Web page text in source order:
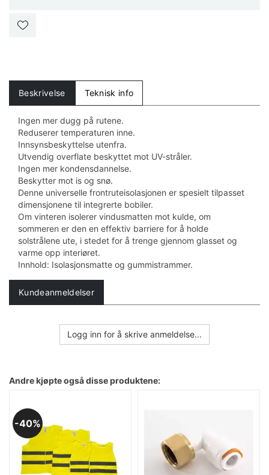
Beskrivelse Teknisk info
Ingen mer dugg på rutene.
Reduserer temperaturen inne.
Innsynsbeskyttelse utenfra.
Utvendig overflate beskyttet mot UV-stråler.
Ingen mer kondensdannelse.
Beskytter mot is og snø.
Denne universelle frontruteisolasjonen er spesielt tilpasset
dimensjonene til integrerte bobiler.
Om vinteren isolerer vindusmatten mot kulde, om
sommeren er den en effektiv barriere for å holde
solstrålene ute, i stedet for å trenge gjennom glasset og
varme opp interiøret.
Innhold: Isolasjonsmatte og gummistrammer.
Kundeanmeldelser
Logg inn for å skrive anmeldelse...
Andre kjøpte også disse produktene:
40%